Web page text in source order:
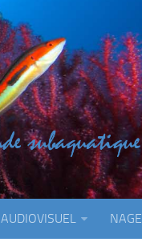
AUDIOVISUEL NAGE